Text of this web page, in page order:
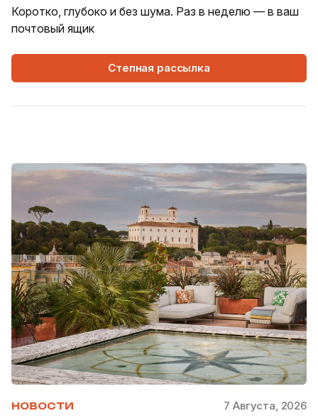
Коротко, глубоко и без шума. Раз в неделю — в ваш
почтовый ящик
Степная рассылка
НОВОСТИ 7 Августа, 2026